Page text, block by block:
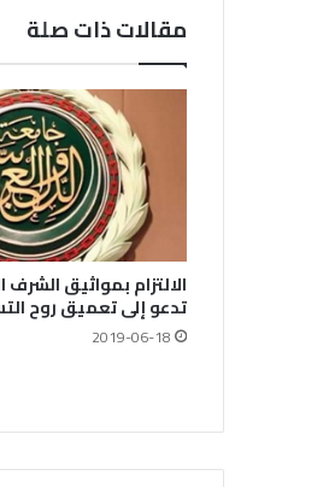
مقالات ذات صلة
الالتزام بمواثيق الشرف
تدعو إلى تعميق روح
2019-06-18